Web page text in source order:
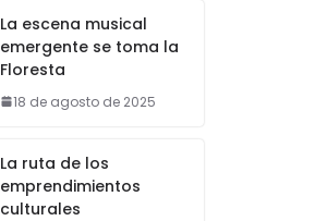
La escena musical
emergente se toma la
Floresta
18 de agosto de 2025
La ruta de los
emprendimientos
culturales